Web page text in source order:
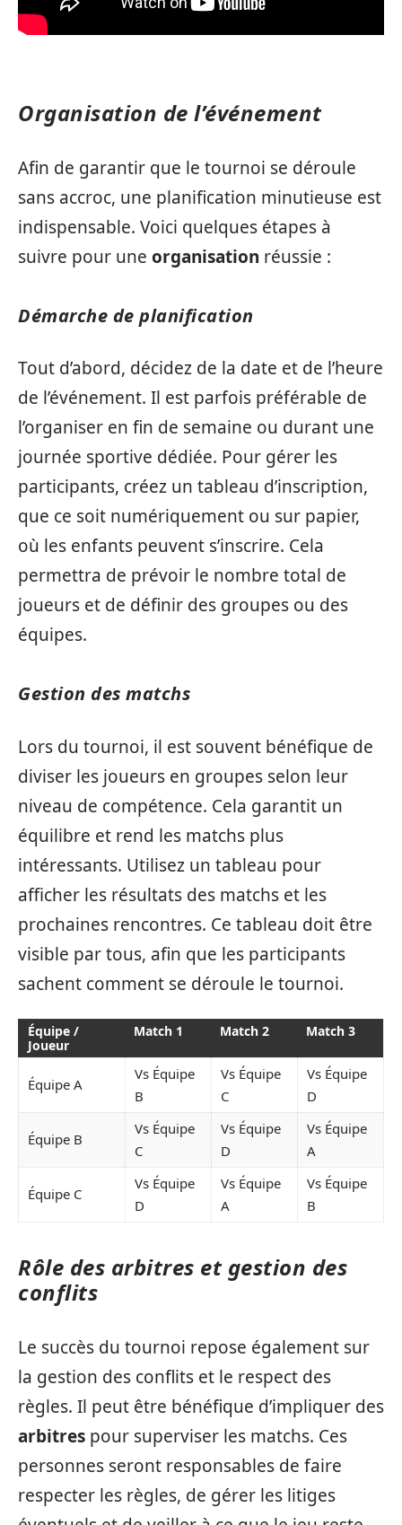
Organisation de l’événement
Afin de garantir que le tournoi se déroule
sans accroc, une planification minutieuse est
indispensable. Voici quelques étapes à
suivre pour une organisation réussie :
Démarche de planification
Tout d’abord, décidez de la date et de l’heure
de l’événement. Il est parfois préférable de
l’organiser en fin de semaine ou durant une
journée sportive dédiée. Pour gérer les
participants, créez un tableau d’inscription,
que ce soit numériquement ou sur papier,
où les enfants peuvent s’inscrire. Cela
permettra de prévoir le nombre total de
joueurs et de définir des groupes ou des
équipes.
Gestion des matchs
Lors du tournoi, il est souvent bénéfique de
diviser les joueurs en groupes selon leur
niveau de compétence. Cela garantit un
équilibre et rend les matchs plus
intéressants. Utilisez un tableau pour
afficher les résultats des matchs et les
prochaines rencontres. Ce tableau doit être
visible par tous, afin que les participants
sachent comment se déroule le tournoi.
Équipe /
Joueur
Match 1 Match 2 Match 3
Équipe A
Vs Équipe
B
Vs Équipe
C
Vs Équipe
D
Équipe B
Vs Équipe
C
Vs Équipe
D
Vs Équipe
A
Équipe C
Vs Équipe
D
Vs Équipe
A
Vs Équipe
B
Rôle des arbitres et gestion des
conflits
Le succès du tournoi repose également sur
la gestion des conflits et le respect des
règles. Il peut être bénéfique d’impliquer des
arbitres pour superviser les matchs. Ces
personnes seront responsables de faire
respecter les règles, de gérer les litiges